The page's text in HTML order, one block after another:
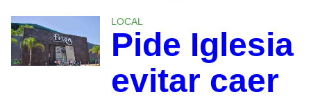
LOCAL
Pide Iglesia
evitar caer